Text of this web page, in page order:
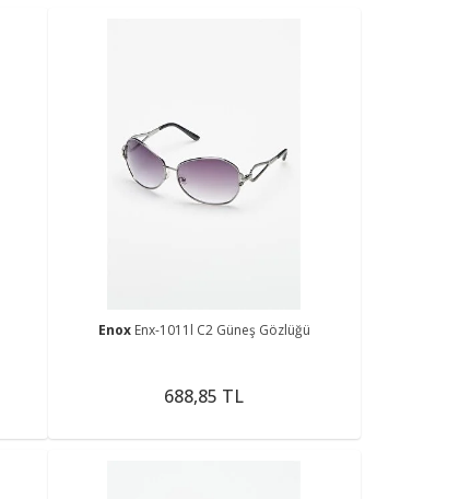
Enox Enx-1011l C2 Güneş Gözlüğü
688,85 TL